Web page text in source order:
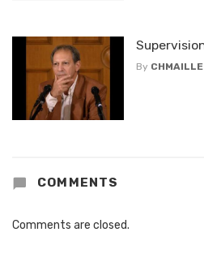
By CHMAILLE
COMMENTS
Comments are closed.